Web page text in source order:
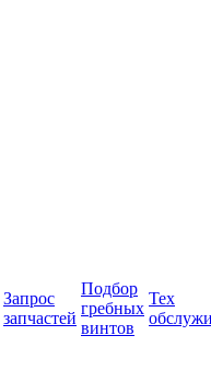
Запрос
запчастей
Подбор
гребных
винтов
Тех